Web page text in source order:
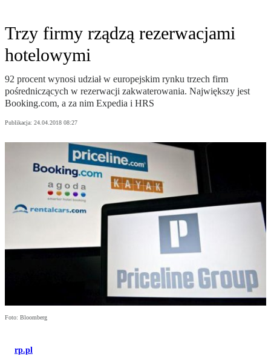
Trzy firmy rządzą rezerwacjami
hotelowymi
92 procent wynosi udział w europejskim rynku trzech firm
pośredniczących w rezerwacji zakwaterowania. Największy jest
Booking.com, a za nim Expedia i HRS
Publikacja: 24.04.2018 08:27
Foto: Bloomberg
rp.pl